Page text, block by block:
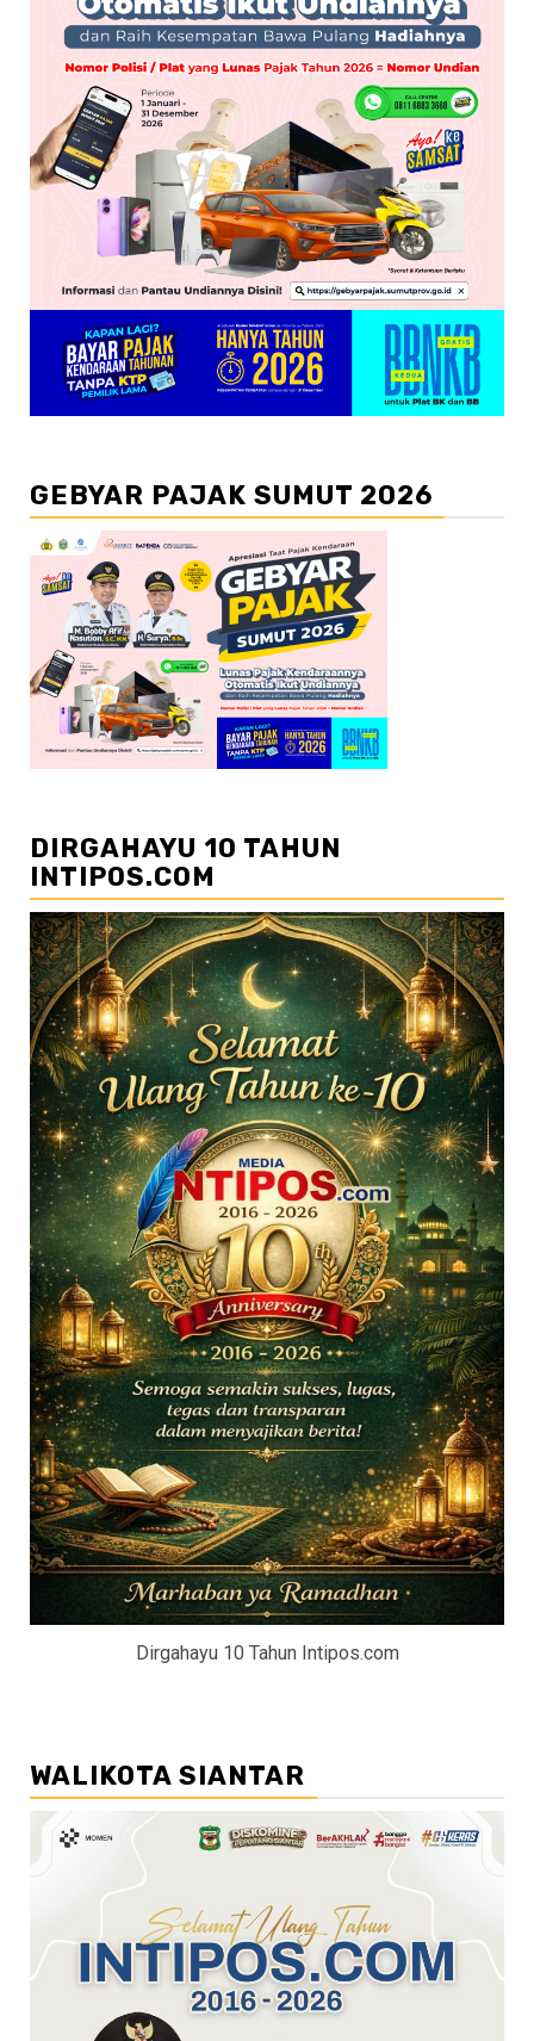
GEBYAR PAJAK SUMUT 2026
DIRGAHAYU 10 TAHUN
INTIPOS.COM
Dirgahayu 10 Tahun Intipos.com
WALIKOTA SIANTAR